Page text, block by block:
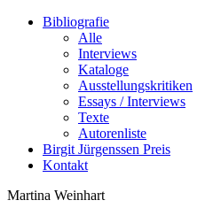
Bibliografie
Alle
Interviews
Kataloge
Ausstellungskritiken
Essays / Interviews
Texte
Autorenliste
Birgit Jürgenssen Preis
Kontakt
Martina Wein­hart